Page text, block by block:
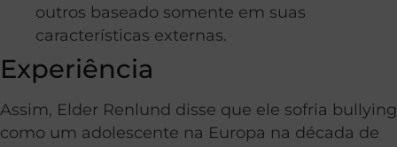
outros baseado somente em suas
características externas.
Experiência
Assim, Elder Renlund disse que ele sofria bullying
como um adolescente na Europa na década de